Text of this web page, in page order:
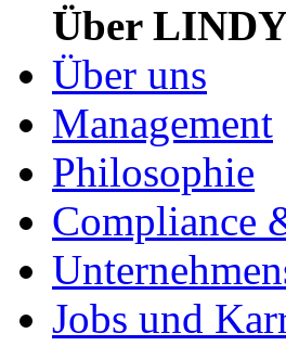
Über
Über uns
Management
Philosophie
Compliance
Jobs und